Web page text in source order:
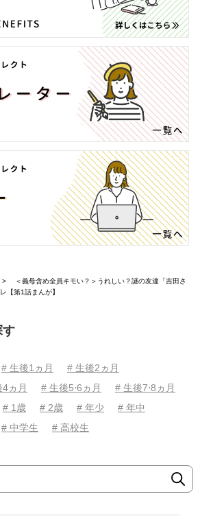
【第1話まんが】
す
# 生後1ヵ月
# 生後2ヵ月
ヵ月 # 生後5⋅6ヵ月
# 生後7⋅8ヵ月
# 1歳 # 2歳 # 年少
# 年中
# 中学生 # 高校生